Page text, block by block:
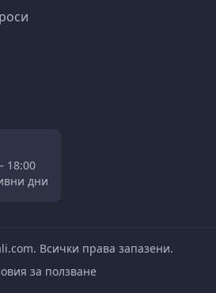
18:00
дни
Всички права запазени.
за ползване